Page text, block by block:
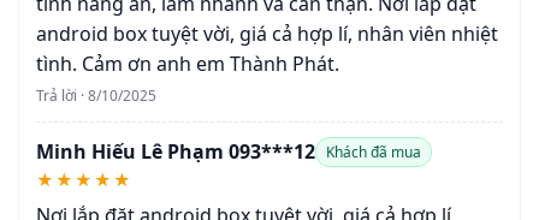
android box tuyệt vời, giá cả hợp lí, nhân viên nhiệt
tình. Cảm ơn anh em Thành Phát.
Trả lời · 8/10/2025
Minh Hiếu Lê Phạm 093***12 Khách đã mua
★★★★★